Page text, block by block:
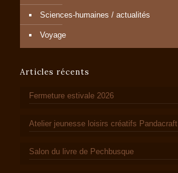
Sciences-humaines / actualités
Voyage
Articles récents
Fermeture estivale 2026
Atelier jeunesse loisirs créatifs Pandacraft
Salon du livre de Pechbusque